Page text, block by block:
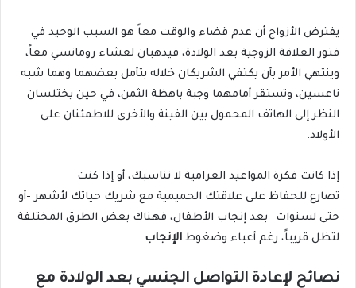
يفترض الأزواج أن عدم قضاء والوقت معاً هو السبب الوحيد في
فتور العلاقة الزوجية بعد الولادة، فيذهبان لعشاء رومانسي معاً،
وينتهي الأمر بأن يكتفي الشريكان خلاله بتأمل بعضهما وهما شبه
ناعسين، وتستقر أمامهما وجبة باهظة الثمن، في حين يختلسان
النظر إلى الهاتف المحمول بين الفينة والأخرى للاطمئنان على
الأولاد.
إذا كانت فكرة المواعيد الغرامية لا تناسبك، أو إذا كنت
تصارع للحفاظ على علاقتك الحميمية مع شريك حياتك لأشهر -أو
حتى لسنوات- بعد إنجاب الأطفال، فهناك بعض الطرق المختلفة
لتظل قريباً، رغم أعباء وضغوط الإنجاب.
نصائح لإعادة التواصل الجنسي بعد الولادة مع